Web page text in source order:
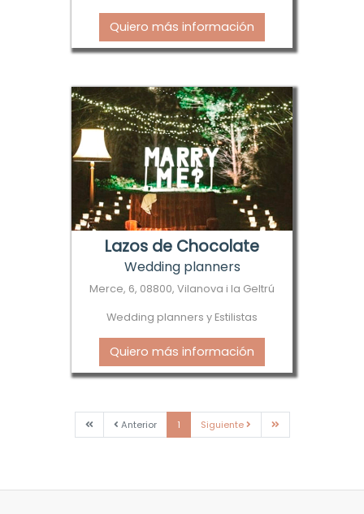
Quiero más información
Lazos de Chocolate
Wedding planners
Merce, 6, 08800, Vilanova i la Geltrú
Wedding planners y Estilistas
Quiero más información
PrimeraAnteriorAnterior
1 Siguiente SiguienteÚltima